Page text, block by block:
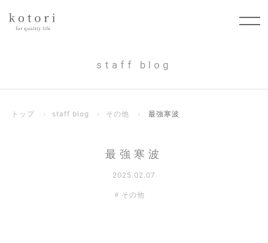
staff blog
トップ › staff blog › その他 › 最強寒波
最強寒波
2025.02.07
その他